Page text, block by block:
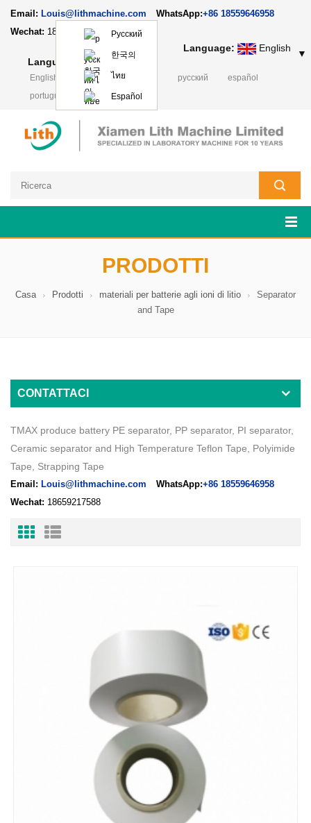
Email: Louis@lithmachine.com WhatsApp:+86 18559646958
Wechat: 18659217588
Language: English ▼
Language: English
Русский
한국의
ไทย
Español
English français русский
español
português
日本語 Polski
PRODOTTI
Casa Prodotti materiali per batterie agli ioni di litio
Separator
and Tape
CONTATTACI
TMAX produce battery PE separator, PP separator, PI separator,
Ceramic separator and High Temperature Teflon Tape, Polyimide
Tape, Strapping Tape
Email: Louis@lithmachine.com WhatsApp:+86 18559646958
Wechat: 18659217588